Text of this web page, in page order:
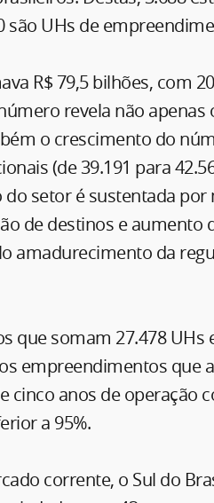
são UHs de
R$ 79,5 bilhões, com
revela não apenas
o crescimento do
(de 39.191 para
do setor é sustentada por
de destinos e aumento
amadurecimento da
que somam 27.478 UHs
empreendimentos que
cinco anos de operação
a 95%.
corrente, o Sul do